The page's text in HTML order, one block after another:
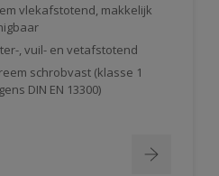
vlekafstotend, makkelijk
, vuil- en vetafstotend
schrobvast (klasse 1
DIN EN 13300)